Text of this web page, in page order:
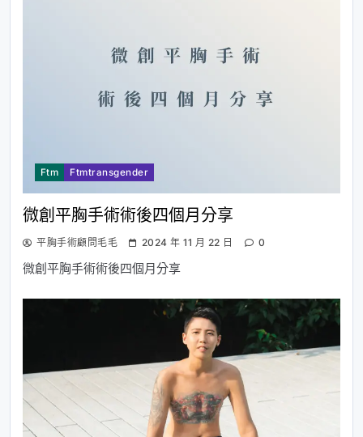
Ftm Ftmtransgender
微創平胸手術術後四個月分享
平胸手術顧問毛毛 2024 年 11 月 22 日 0
微創平胸手術術後四個月分享